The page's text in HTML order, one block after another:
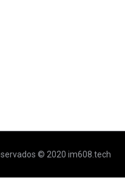
© 2020 im608.tech